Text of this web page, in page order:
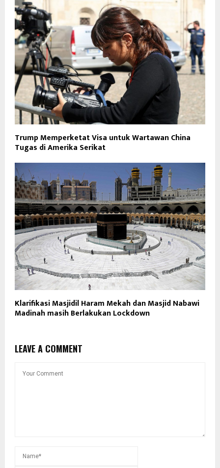
Trump Memperketat Visa untuk Wartawan China
Tugas di Amerika Serikat
Klarifikasi Masjidil Haram Mekah dan Masjid Nabawi
Madinah masih Berlakukan Lockdown
LEAVE A COMMENT